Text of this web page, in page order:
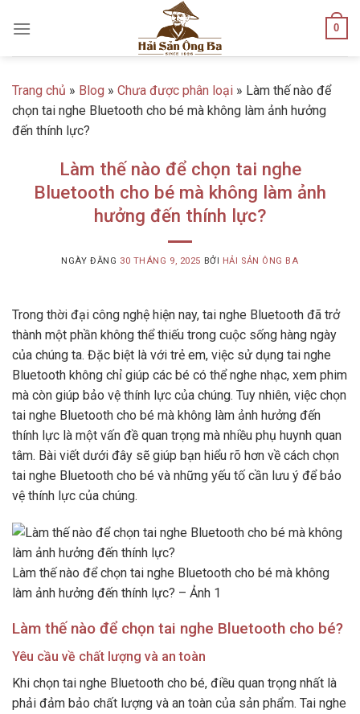
0
Trang chủ » Blog » Chưa được phân loại » Làm thế nào để
chọn tai nghe Bluetooth cho bé mà không làm ảnh hưởng
đến thính lực?
Làm thế nào để chọn tai nghe
Bluetooth cho bé mà không làm ảnh
hưởng đến thính lực?
NGÀY ĐĂNG 30 THÁNG 9, 2025 BỞI HẢI SẢN ÔNG BA
Trong thời đại công nghệ hiện nay, tai nghe Bluetooth đã trở
thành một phần không thể thiếu trong cuộc sống hàng ngày
của chúng ta. Đặc biệt là với trẻ em, việc sử dụng tai nghe
Bluetooth không chỉ giúp các bé có thể nghe nhạc, xem phim
mà còn giúp bảo vệ thính lực của chúng. Tuy nhiên, việc chọn
tai nghe Bluetooth cho bé mà không làm ảnh hưởng đến
thính lực là một vấn đề quan trọng mà nhiều phụ huynh quan
tâm. Bài viết dưới đây sẽ giúp bạn hiểu rõ hơn về cách chọn
tai nghe Bluetooth cho bé và những yếu tố cần lưu ý để bảo
vệ thính lực của chúng.
Làm thế nào để chọn tai nghe Bluetooth cho bé mà không
làm ảnh hưởng đến thính lực? – Ảnh 1
Làm thế nào để chọn tai nghe Bluetooth cho bé?
Yêu cầu về chất lượng và an toàn
Khi chọn tai nghe Bluetooth cho bé, điều quan trọng nhất là
phải đảm bảo chất lượng và an toàn của sản phẩm. Tai nghe